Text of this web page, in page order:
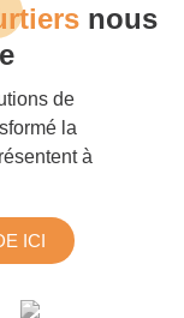
nous
de
la
à
ICI